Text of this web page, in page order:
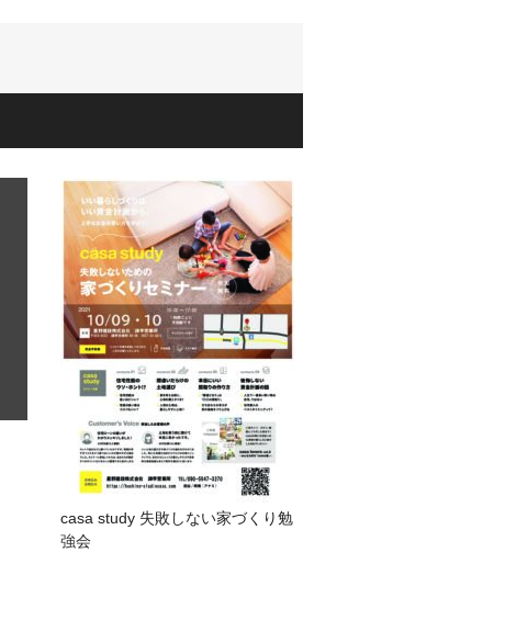
casa study 失敗しない家づくり勉
強会